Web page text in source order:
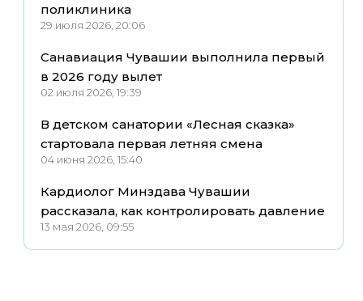
поликлиника
29 июля 2026, 20:06
Санавиация Чувашии выполнила первый
в 2026 году вылет
02 июля 2026, 19:39
В детском санатории «Лесная сказка»
стартовала первая летняя смена
04 июня 2026, 15:40
Кардиолог Минздава Чувашии
рассказала, как контролировать давление
13 мая 2026, 09:55